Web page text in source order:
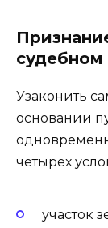
Узаконить
основании
четырех
участок